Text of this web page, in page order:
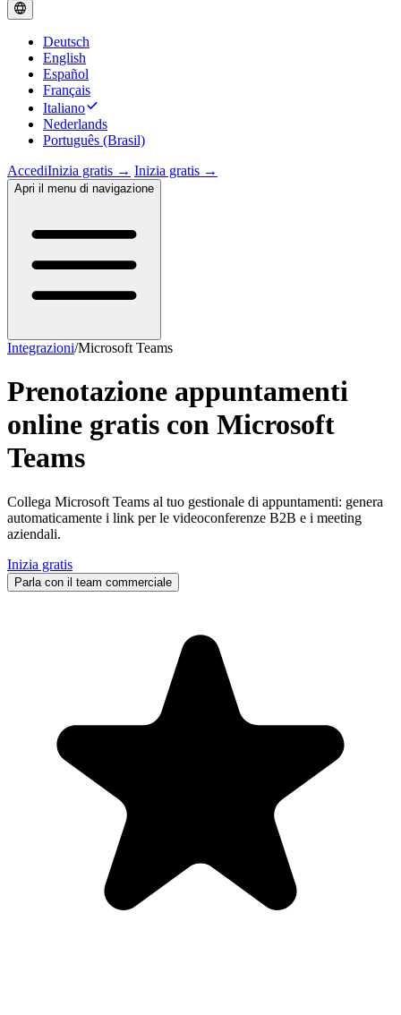
Deutsch
English
Español
Français
Italiano
Nederlands
Português (Brasil)
AccediInizia gratis → Inizia gratis →
Apri il menu di navigazione
Integrazioni/Microsoft Teams
Prenotazione appuntamenti
online gratis con Microsoft
Teams
Collega Microsoft Teams al tuo gestionale di appuntamenti: genera
automaticamente i link per le videoconferenze B2B e i meeting
aziendali.
Inizia gratis
Parla con il team commerciale